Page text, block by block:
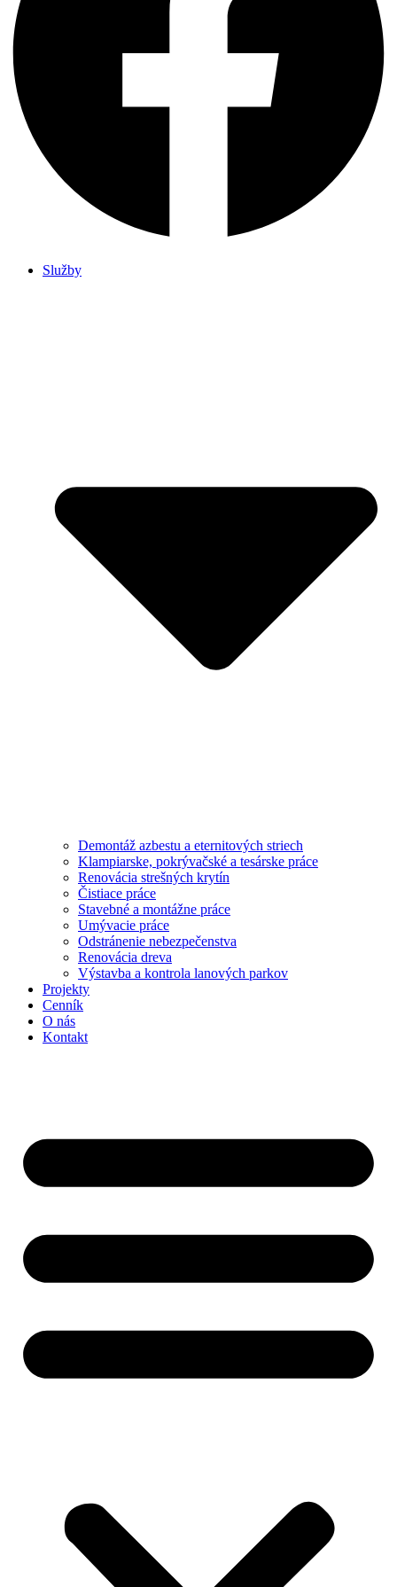
Služby
Demontáž azbestu a eternitových striech
Klampiarske, pokrývačské a tesárske práce
Renovácia strešných krytín
Čistiace práce
Stavebné a montážne práce
Umývacie práce
Odstránenie nebezpečenstva
Renovácia dreva
Výstavba a kontrola lanových parkov
Projekty
Cenník
O nás
Kontakt